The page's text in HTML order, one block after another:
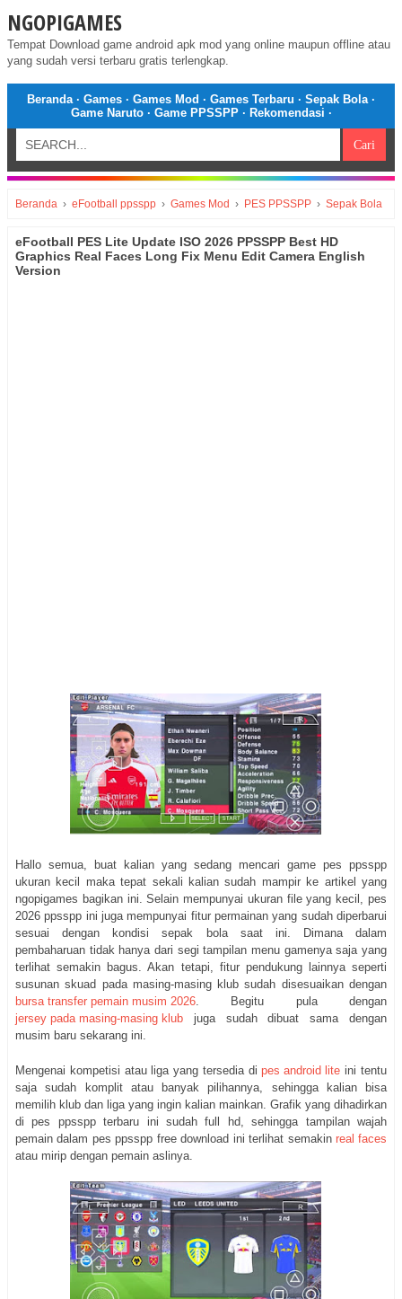
NGOPIGAMES
Tempat Download game android apk mod yang online maupun offline atau
yang sudah versi terbaru gratis terlengkap.
Beranda· Games · Games Mod · Games Terbaru · Sepak Bola·
Game Naruto· Game PPSSPP· Rekomendasi ·
Beranda › eFootball ppsspp › Games Mod › PES PPSSPP › Sepak Bola
eFootball PES Lite Update ISO 2026 PPSSPP Best HD
Graphics Real Faces Long Fix Menu Edit Camera English
Version
Hallo semua, buat kalian yang sedang mencari game pes ppsspp
ukuran kecil maka tepat sekali kalian sudah mampir ke artikel yang
ngopigames bagikan ini. Selain mempunyai ukuran file yang kecil, pes
2026 ppsspp ini juga mempunyai fitur permainan yang sudah diperbarui
sesuai dengan kondisi sepak bola saat ini. Dimana dalam
pembaharuan tidak hanya dari segi tampilan menu gamenya saja yang
terlihat semakin bagus. Akan tetapi, fitur pendukung lainnya seperti
susunan skuad pada masing-masing klub sudah disesuaikan dengan
bursa transfer pemain musim 2026. Begitu pula dengan
jersey pada masing-masing klub juga sudah dibuat sama dengan
musim baru sekarang ini.
Mengenai kompetisi atau liga yang tersedia dipes android lite ini tentu
saja sudah komplit atau banyak pilihannya, sehingga kalian bisa
memilih klub dan liga yang ingin kalian mainkan. Grafik yang dihadirkan
di pes ppsspp terbaru ini sudah full hd, sehingga tampilan wajah
pemain dalam pes ppsspp free download ini terlihat semakin real faces
atau mirip dengan pemain aslinya.